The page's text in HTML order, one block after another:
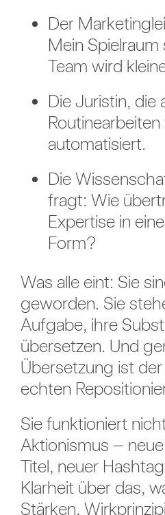
Der
Mein
Team wird
Die Juristin, die
automatisiert.
Die
fragt: Wie
Expertise in
Form?
Was alle eint: Sie
geworden. Sie
Aufgabe, ihre
übersetzen. Und
Übersetzung ist
echten
Sie funktioniert
Aktionismus –
Titel, neuer
Klarheit über das,
Stärken,